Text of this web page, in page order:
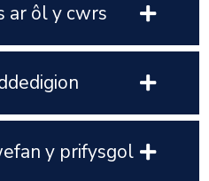
ar ôl y cwrs
y prifysgol